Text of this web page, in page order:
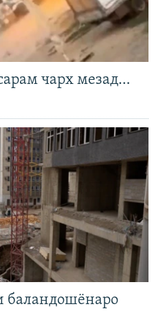
чарх мезад…
баландошёнаро